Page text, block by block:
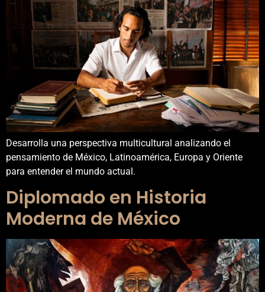
Desarrolla una perspectiva multicultural analizando el
pensamiento de México, Latinoamérica, Europa y Oriente
para entender el mundo actual.
Diplomado en Historia
Moderna de México